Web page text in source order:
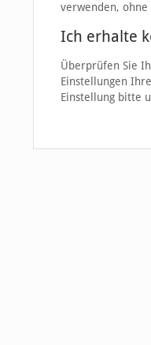
verwenden,
Ich erhalte
Überprüfen Sie
Einstellungen
Einstellung bitte